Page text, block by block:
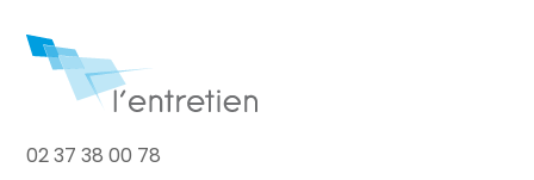
02 37 38 00 78